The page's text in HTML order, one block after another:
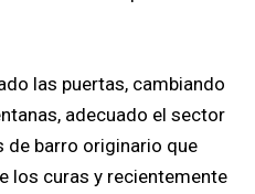
las puertas, cambiando
adecuado el sector
barro originario que
los curas y recientemente